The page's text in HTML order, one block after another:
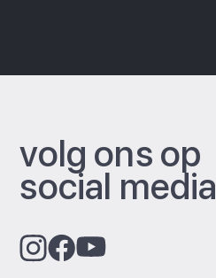
volg ons op
social media